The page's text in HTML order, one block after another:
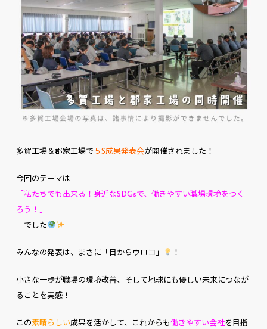
多賀工場＆郡家工場で ５S成果発表会が開催されました！
今回のテーマは
「私たちでも出来る！身近なSDGsで、働きやすい職場環境をつく
ろう！」
でした
みんなの発表は、まさに「目からウロコ」 ！
小さな一歩が職場の環境改善、そして地球にも優しい未来につなが
ることを実感！
この素晴らしい成果を活かして、これからも働きやすい会社を目指